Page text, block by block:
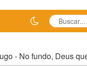
- No fundo, Deus